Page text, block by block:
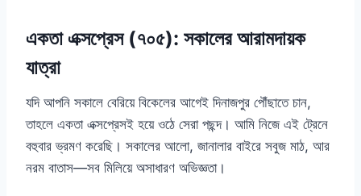
একতা এক্সপ্রেস (৭০৫): সকালের আরামদায়ক
যাত্রা
যদি আপনি সকালে বেরিয়ে বিকেলের আগেই দিনাজপুর পৌঁছাতে চান,
তাহলে একতা এক্সপ্রেসই হয়ে ওঠে সেরা পছন্দ। আমি নিজে এই ট্রেনে
বহুবার ভ্রমণ করেছি। সকালের আলো, জানালার বাইরে সবুজ মাঠ, আর
নরম বাতাস—সব মিলিয়ে অসাধারণ অভিজ্ঞতা।